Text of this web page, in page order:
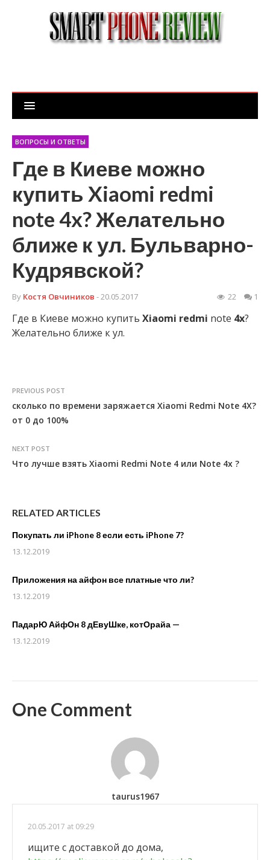
ВОПРОСЫ И ОТВЕТЫ
Где в Киеве можно
купить Xiaomi redmi
note 4x? Желательно
ближе к ул. Бульварно-
Кудрявской?
By Костя Овчиников - 20.05.2017 22 1
Где в Киеве можно купить Xiaomi redmi note 4x?
Желательно ближе к ул.
PREVIOUS POST
сколько по времени заряжается Xiaomi Redmi Note 4X?
от 0 до 100%
NEXT POST
Что лучше взять Xiaomi Redmi Note 4 или Note 4x ?
RELATED ARTICLES
Покупать ли iPhone 8 если есть iPhone 7?
13.12.2019
Приложения на айфон все платные что ли?
13.12.2019
ПадарЮ АйфОн 8 дЕвуШке, котОрайа —
13.12.2019
One Comment
taurus1967
20.05.2017 at 09:29
ищите с доставкой до дома,